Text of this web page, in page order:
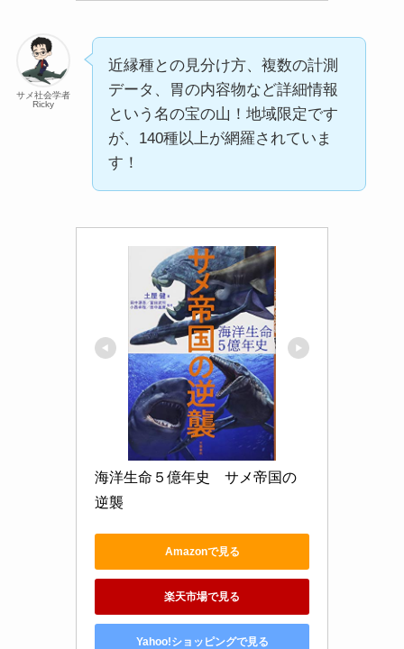
サメ社会学者
Ricky
近縁種との見分け方、複数の計測
データ、胃の内容物など詳細情報
という名の宝の山！地域限定です
が、140種以上が網羅されていま
す！
海洋生命５億年史　サメ帝国の
逆襲
Amazonで見る
楽天市場で見る
Yahoo!ショッピングで見る